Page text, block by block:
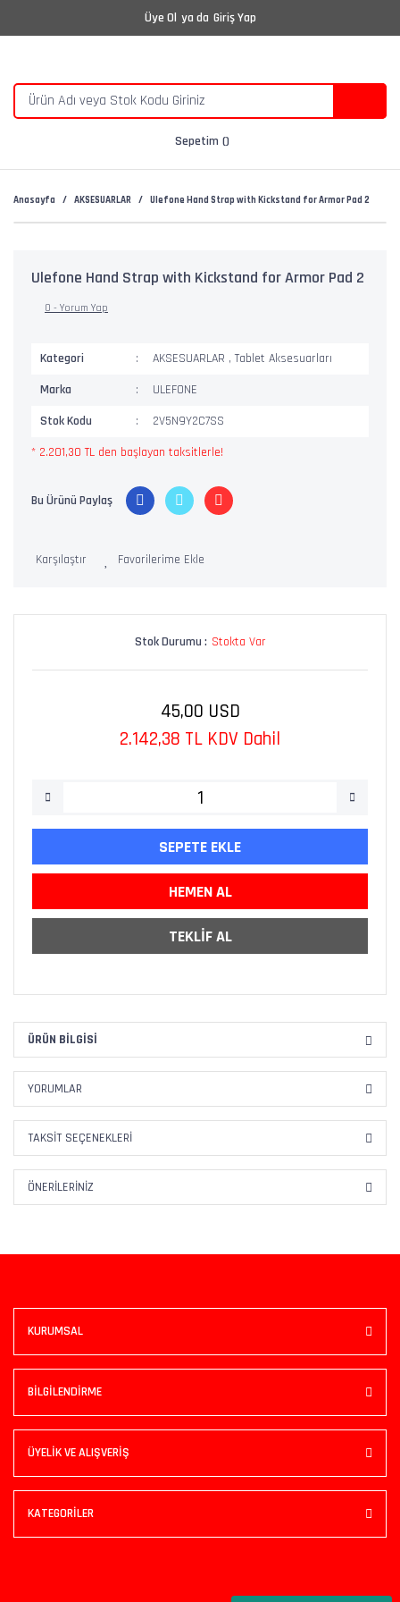
Üye Ol ya da Giriş Yap
Sepetim
Anasayfa AKSESUARLAR Ulefone Hand Strap with Kickstand for Armor Pad 2
Ulefone Hand Strap with Kickstand for Armor Pad 2
0 - Yorum Yap
Kategori AKSESUARLAR ,Tablet Aksesuarları
Marka
ULEFONE
Stok Kodu
2V5N9Y2C7SS
* 2.201,30 TL den başlayan taksitlerle!
Bu Ürünü Paylaş
Karşılaştır
Stok Durumu : Stokta Var
45,00 USD
2.142,38 TL KDV Dahil
SEPETE EKLE
HEMEN AL
TEKLİF AL
ÜRÜN BILGISI
YORUMLAR
TAKSIT SEÇENEKLERI
ÖNERILERINIZ
KURUMSAL
BİLGİLENDİRME
ÜYELİK VE ALIŞVERİŞ
KATEGORİLER